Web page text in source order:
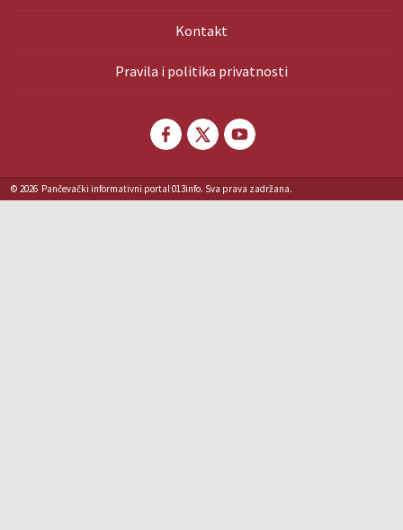
Kontakt
Pravila i politika privatnosti
© 2026 Pančevački informativni portal 013info. Sva prava zadržana.